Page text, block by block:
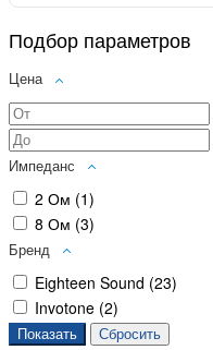
Подбор параметров
Цена
Импеданс
2 Ом (1)
8 Ом (3)
Бренд
Eighteen Sound (23)
Invotone (2)